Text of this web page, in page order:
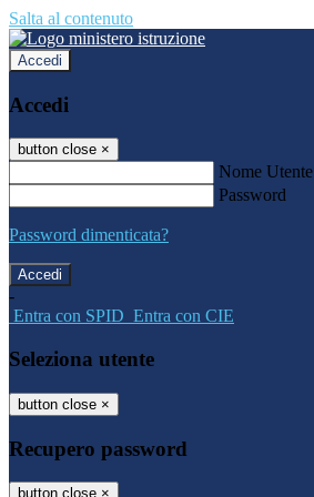
Salta al contenuto
Accedi
Accedi
button close ×
Nome Utente
Password
Password dimenticata?
-
Entra con SPID Entra con CIE
Seleziona utente
button close ×
Recupero password
button close ×